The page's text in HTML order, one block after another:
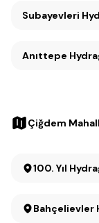
Subayevleri
Çiğdem
100.
Bahçelievler